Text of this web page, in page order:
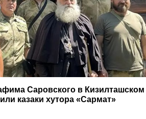
Саровского в Кизилташском
казаки хутора «Сармат»